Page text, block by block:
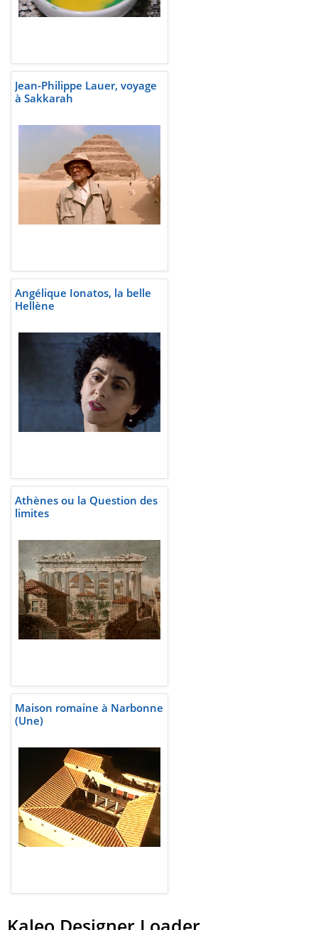
Jean-Philippe Lauer, voyage
à Sakkarah
Angélique Ionatos, la belle
Hellène
Athènes ou la Question des
limites
Maison romaine à Narbonne
(Une)